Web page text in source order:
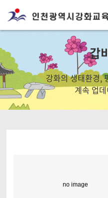
갑
강화의 생태환경,
계속 업
no image